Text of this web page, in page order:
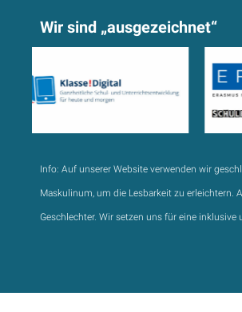
Wir sind „ausgezeichnet“
Info: Auf unserer Website verwenden wir
Maskulinum, um die Lesbarkeit zu erleichtern.
Geschlechter. Wir setzen uns für eine inklusive